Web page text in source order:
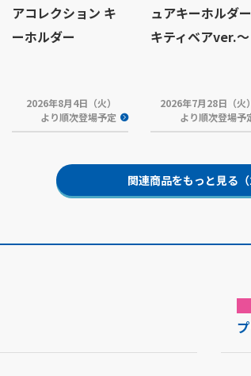
アコレクション キ
ーホルダー
2026年8月4日（火）
より順次登場予定
ュアキーホルダ
キティベアver.～
2026年7月28日（火）
より順次登場予
関連商品をもっと見る（